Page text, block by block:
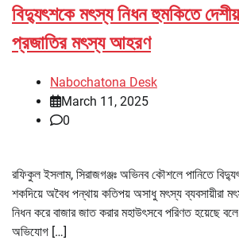
বিদ্যুৎশকে মৎস্য নিধন হুমকিতে দেশীয়
প্রজাতির মৎস্য আহরণ
Nabochatona Desk
March 11, 2025
0
রফিকুল ইসলাম, সিরাজগঞ্জঃ অভিনব কৌশলে পানিতে
শকদিয়ে অবৈধ পন্থায় কতিপয় অসাধু মৎস্য ব্যবসায়ীরা
নিধন করে বাজার জাত করার মহাউৎসবে পরিণত হয়েছে বলে
অভিযোগ […]